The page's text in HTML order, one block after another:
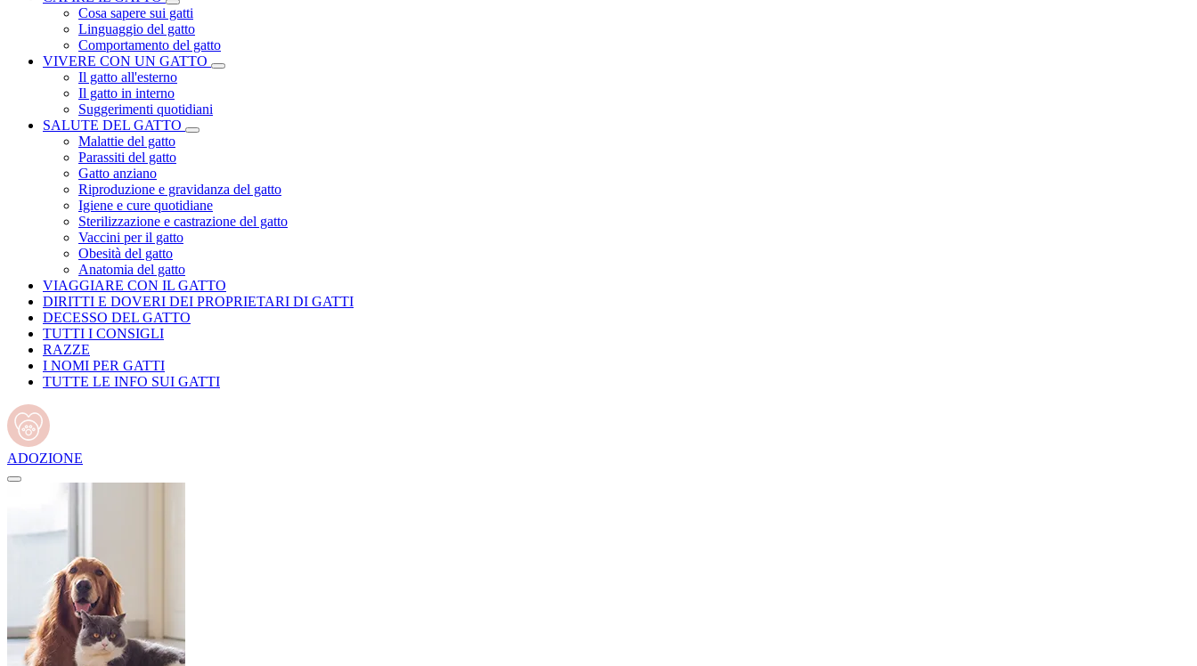
Cosa sapere sui gatti
Linguaggio del gatto
Comportamento del gatto
VIVERE CON UN GATTO
Il gatto all'esterno
Il gatto in interno
Suggerimenti quotidiani
SALUTE DEL GATTO
Malattie del gatto
Parassiti del gatto
Gatto anziano
Riproduzione e gravidanza del gatto
Igiene e cure quotidiane
Sterilizzazione e castrazione del gatto
Vaccini per il gatto
Obesità del gatto
Anatomia del gatto
VIAGGIARE CON IL GATTO
DIRITTI E DOVERI DEI PROPRIETARI DI GATTI
DECESSO DEL GATTO
TUTTI I CONSIGLI
RAZZE
I NOMI PER GATTI
TUTTE LE INFO SUI GATTI
ADOZIONE